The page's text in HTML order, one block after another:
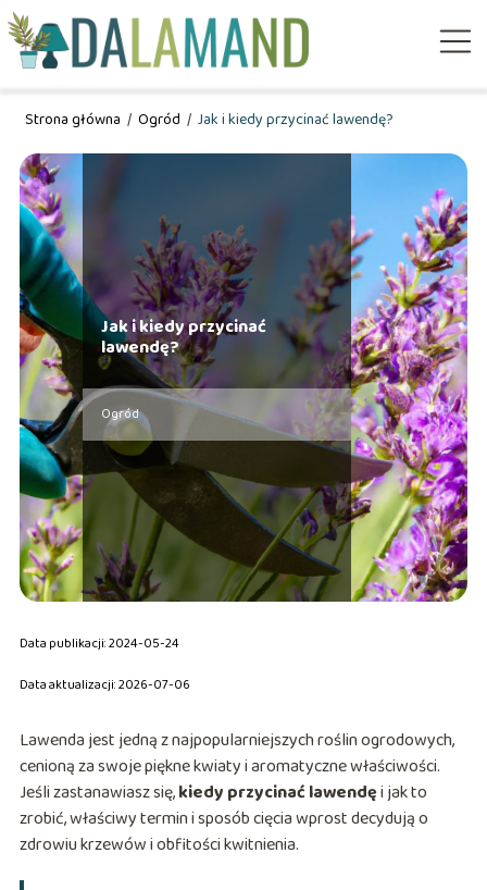
Strona główna / Ogród / Jak i kiedy przycinać lawendę?
Jak i kiedy przycinać
lawendę?
Ogród
Data publikacji: 2024-05-24
Data aktualizacji: 2026-07-06
Lawenda jest jedną z najpopularniejszych roślin ogrodowych,
cenioną za swoje piękne kwiaty i aromatyczne właściwości.
Jeśli zastanawiasz się,kiedy przycinać lawendęi jak to
zrobić, właściwy termin i sposób cięcia wprost decydują o
zdrowiu krzewów i obfitości kwitnienia.